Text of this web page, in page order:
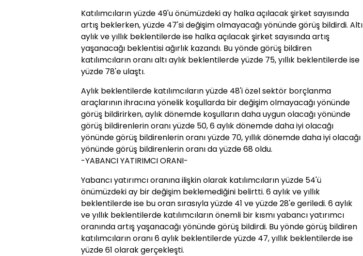
Katılımcıların yüzde 49'u önümüzdeki ay halka açılacak şirket sayısında
artış beklerken, yüzde 47'si değişim olmayacağı yönünde görüş bildirdi. Altı
aylık ve yıllık beklentilerde ise halka açılacak şirket sayısında artış
yaşanacağı beklentisi ağırlık kazandı. Bu yönde görüş bildiren
katılımcıların oranı altı aylık beklentilerde yüzde 75, yıllık beklentilerde ise
yüzde 78'e ulaştı.
Aylık beklentilerde katılımcıların yüzde 48'i özel sektör borçlanma
araçlarının ihracına yönelik koşullarda bir değişim olmayacağı yönünde
görüş bildirirken, aylık dönemde koşulların daha uygun olacağı yönünde
görüş bildirenlerin oranı yüzde 50, 6 aylık dönemde daha iyi olacağı
yönünde görüş bildirenlerin oranı yüzde 70, yıllık dönemde daha iyi olacağı
yönünde görüş bildirenlerin oranı da yüzde 68 oldu.
-YABANCI YATIRIMCI ORANI-
Yabancı yatırımcı oranına ilişkin olarak katılımcıların yüzde 54'ü
önümüzdeki ay bir değişim beklemediğini belirtti. 6 aylık ve yıllık
beklentilerde ise bu oran sırasıyla yüzde 41 ve yüzde 28'e geriledi. 6 aylık
ve yıllık beklentilerde katılımcıların önemli bir kısmı yabancı yatırımcı
oranında artış yaşanacağı yönünde görüş bildirdi. Bu yönde görüş bildiren
katılımcıların oranı 6 aylık beklentilerde yüzde 47, yıllık beklentilerde ise
yüzde 61 olarak gerçekleşti.